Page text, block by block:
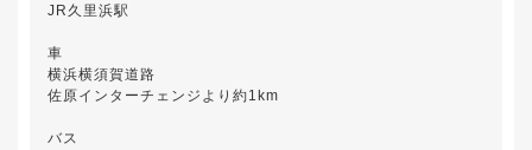
JR久里浜駅
車
横浜横須賀道路
佐原インターチェンジより約1km
バス